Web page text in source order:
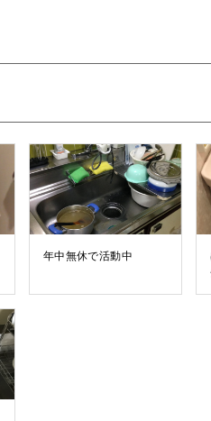
年中無休で活動中